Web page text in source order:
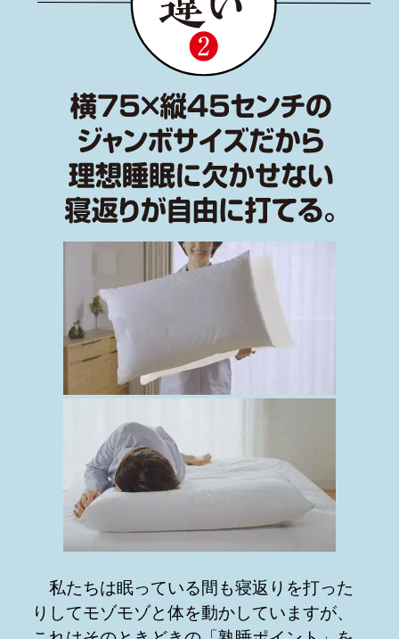
私たちは眠っている間も寝返りを打った
りしてモゾモゾと体を動かしていますが、